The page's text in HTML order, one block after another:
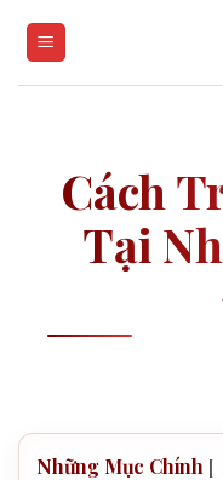
Cách
Tại
Những Mục Chính [